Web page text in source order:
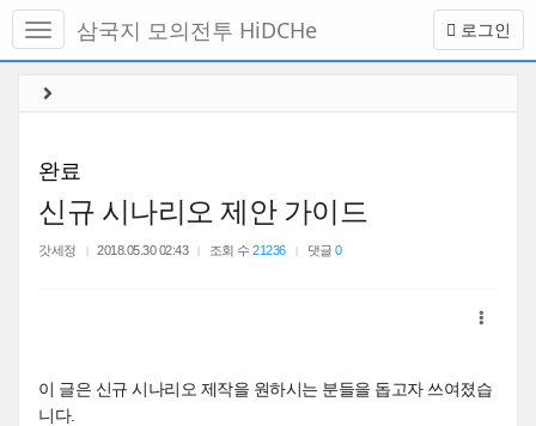
메
토
로그인
삼국지 모의전투 HiDCHe
완료
신규 시나리오 제안 가이드
갓세정 2018.05.30 02:43 조회 수21236 댓글0
이 글은 신규 시나리오 제작을 원하시는 분들을 돕고자 쓰여졌습
니다.